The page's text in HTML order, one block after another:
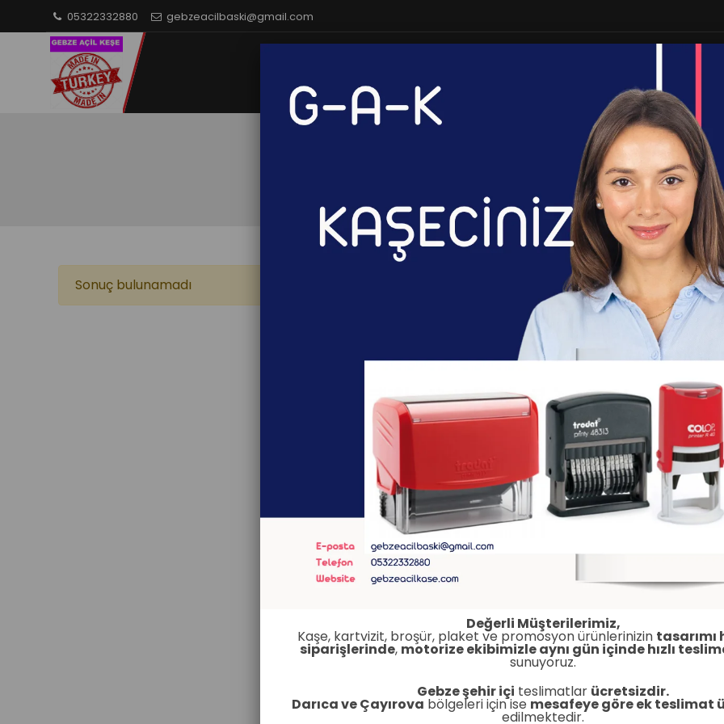
Değerli Müşterilerimiz,
Kaşe, kartvizit, broşür, plaket ve promosyon ürünlerinizin tasarımı
siparişlerinde, motorize ekibimizle aynı gün içinde hızlı
sunuyoruz.
Gebze şehir içi teslimatlar ücretsizdir.
Darıca ve Çayırova bölgeleri için ise mesafeye göre ek teslimat
edilmektedir.
05322332880 gebzeacilbaski@gmail.com
Kupa Bardak
Promosyon Kupa Bardak
Sonuç bulunamadı